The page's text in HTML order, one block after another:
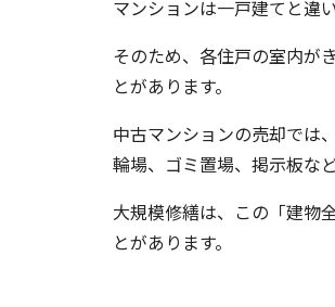
マンションは一戸建てと違
そのため、各住戸の室内が
とがあります。
中古マンションの売却では
輪場、ゴミ置場、掲示板な
大規模修繕は、この「建物
とがあります。